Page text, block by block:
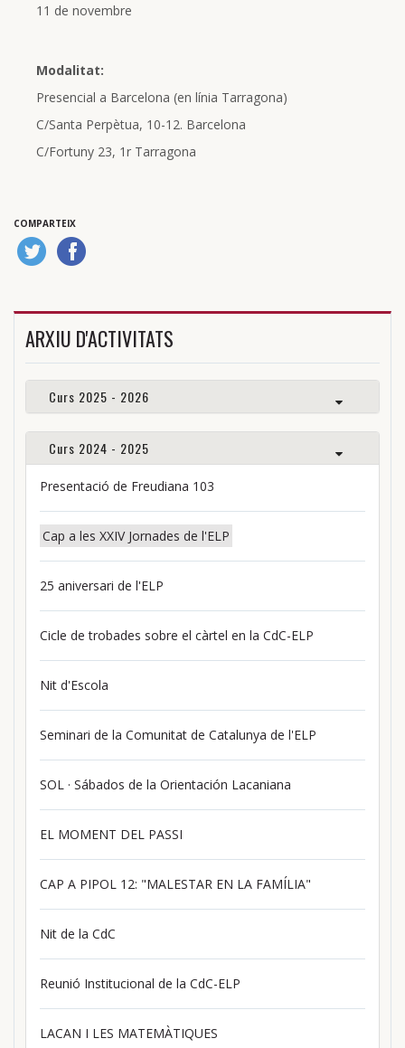
11 de novembre
Modalitat:
Presencial a Barcelona (en línia Tarragona)
C/Santa Perpètua, 10-12. Barcelona
C/Fortuny 23, 1r Tarragona
COMPARTEIX
ARXIU D'ACTIVITATS
Curs 2025 - 2026
Curs 2024 - 2025
Presentació de Freudiana 103
Cap a les XXIV Jornades de l'ELP
25 aniversari de l'ELP
Cicle de trobades sobre el càrtel en la CdC-ELP
Nit d'Escola
Seminari de la Comunitat de Catalunya de l'ELP
SOL · Sábados de la Orientación Lacaniana
EL MOMENT DEL PASSI
CAP A PIPOL 12: "MALESTAR EN LA FAMÍLIA"
Nit de la CdC
Reunió Institucional de la CdC-ELP
LACAN I LES MATEMÀTIQUES